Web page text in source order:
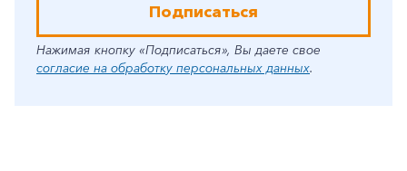
Подписаться
Нажимая кнопку «Подписаться», Вы даете свое
согласие на обработку персональных данных.